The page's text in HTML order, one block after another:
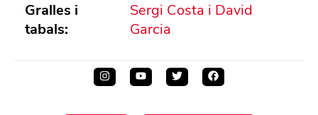
Gralles i
tabals:
Sergi Costa i David
Garcia